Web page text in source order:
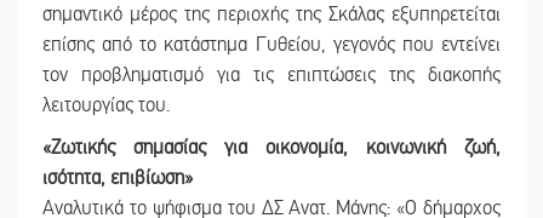
σημαντικό μέρος της περιοχής της Σκάλας εξυπηρετείται
επίσης από το κατάστημα Γυθείου, γεγονός που εντείνει
τον προβληματισμό για τις επιπτώσεις της διακοπής
λειτουργίας του.
«Ζωτικής σημασίας για οικονομία, κοινωνική ζωή,
ισότητα, επιβίωση»
Αναλυτικά το ψήφισμα του ΔΣ Ανατ. Μάνης: «Ο δήμαρχος